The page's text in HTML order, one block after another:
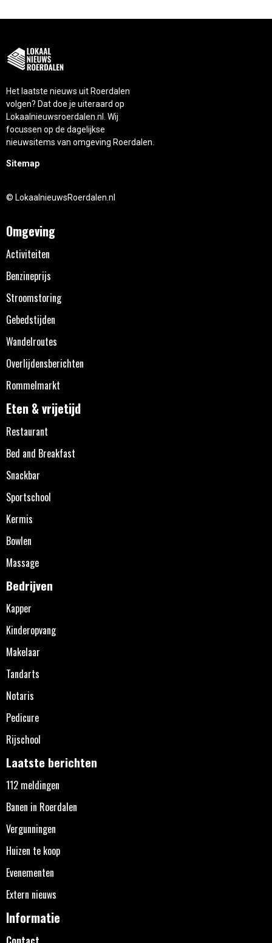
Het laatste nieuws uit Roerdalen
volgen? Dat doe je uiteraard op
Lokaalnieuwsroerdalen.nl. Wij
focussen op de dagelijkse
nieuwsitems van omgeving Roerdalen.
Sitemap
© LokaalnieuwsRoerdalen.nl
Omgeving
Activiteiten
Benzineprijs
Stroomstoring
Gebedstijden
Wandelroutes
Overlijdensberichten
Rommelmarkt
Eten & vrijetijd
Restaurant
Bed and Breakfast
Snackbar
Sportschool
Kermis
Bowlen
Massage
Bedrijven
Kapper
Kinderopvang
Makelaar
Tandarts
Notaris
Pedicure
Rijschool
Laatste berichten
112 meldingen
Banen in Roerdalen
Vergunningen
Huizen te koop
Evenementen
Extern nieuws
Informatie